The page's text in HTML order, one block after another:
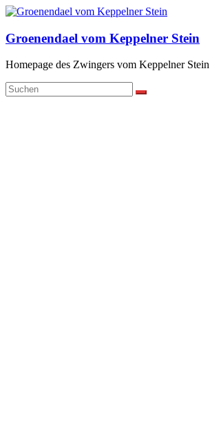
Zum
springen
Groenendael vom Keppelner Stein
Homepage des Zwingers vom Keppelner Stein